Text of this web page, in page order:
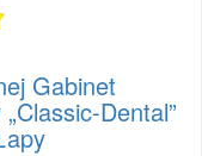
Gabinet
Dental”